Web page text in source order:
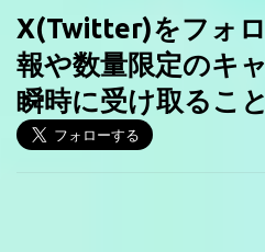
X(Twitter)をフォ
報や数量限定のキ
瞬時に受け取るこ